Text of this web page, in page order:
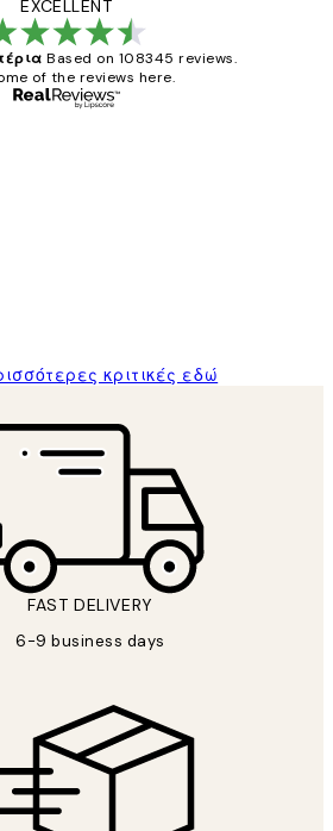
EXCELLENT
Based on 108345 reviews.
of the reviews here.
κριτικές εδώ
FAST DELIVERY
6-9 business days